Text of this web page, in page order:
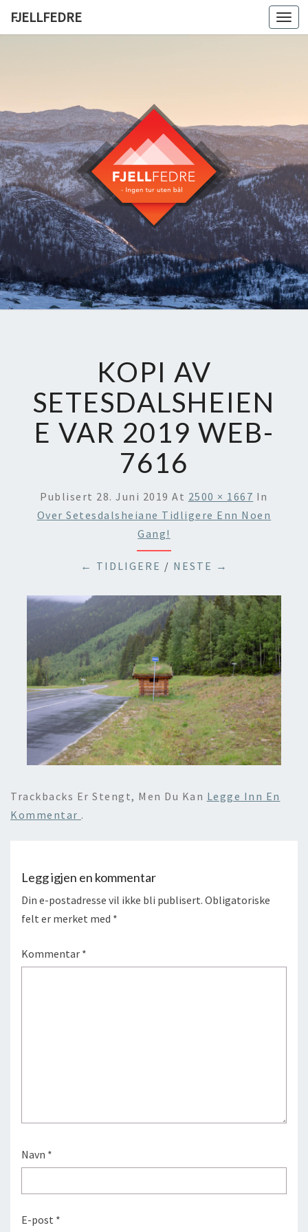
FJELLFEDRE
KOPI AV
SETESDALSHEIEN
E VAR 2019 WEB-
7616
Publisert 28. Juni 2019 At 2500 × 1667 In
Over Setesdalsheiane Tidligere Enn Noen
Gang!
← TIDLIGERE / NESTE →
Trackbacks Er Stengt, Men Du Kan Legge Inn En
Kommentar .
Legg igjen en kommentar
Din e-postadresse vil ikke bli publisert. Obligatoriske
felt er merket med *
Kommentar *
Navn *
E-post *